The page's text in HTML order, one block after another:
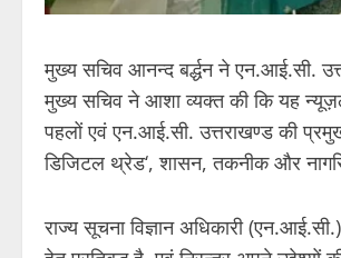
मुख्य सचिव आनन्द बर्द्धन ने एन.आई.सी.
मुख्य सचिव ने आशा व्यक्त की कि यह
पहलों एवं एन.आई.सी. उत्तराखण्ड की
डिजिटल थ्रेड‘, शासन, तकनीक और
राज्य सूचना विज्ञान अधिकारी